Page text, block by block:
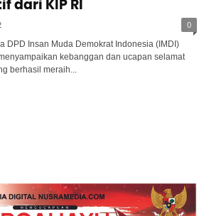
dari KIP RI
0
DPD Insan Muda Demokrat Indonesia (IMDI)
kebanggan dan ucapan selamat
berhasil meraih...